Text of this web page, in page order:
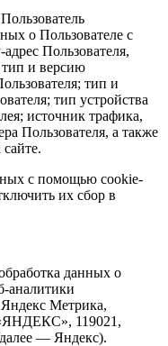
о Пользователе с
Пользователя,
тип и версию
тип и
тип устройства
источник трафика,
Пользователя, а также
с помощью cookie-
их сбор в
данных о
аналитики
Метрика,
119021,
— Яндекс).